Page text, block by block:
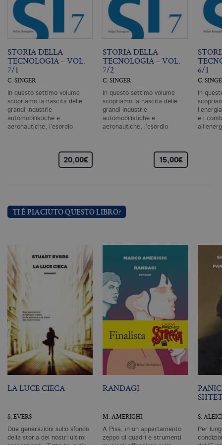
STORIA DELLA
TECNOLOGIA – VOL.
7/1
C. SINGER
In questo settimo volume
scopriamo la nascita delle
grandi industrie
automobilistiche e
aeronautiche, l’esordio
20,00€
STORIA DELLA
TECNOLOGIA – VOL.
7/2
C. SINGER
In questo settimo volume
scopriamo la nascita delle
grandi industrie
automobilistiche e
aeronautiche, l’esordio
15,00€
6/1
C.
In
e i
TI È PIACIUTO QUESTO LIBRO?
LA LUCE CIECA
S. EVERS
Due generazioni sullo sfondo
della storia dei nostri ultimi
RANDAGI
M. AMERIGHI
A Pisa, in un appartamento
zeppo di quadri e strumenti
S.
Per
il
.bollatiboringhieri.it 2 anni
di
_gid
.bollatiboringhieri.it
e